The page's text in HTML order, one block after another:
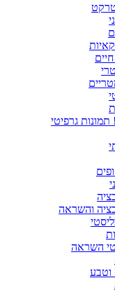
גרפיטי
והשראה
השראה
וטבע